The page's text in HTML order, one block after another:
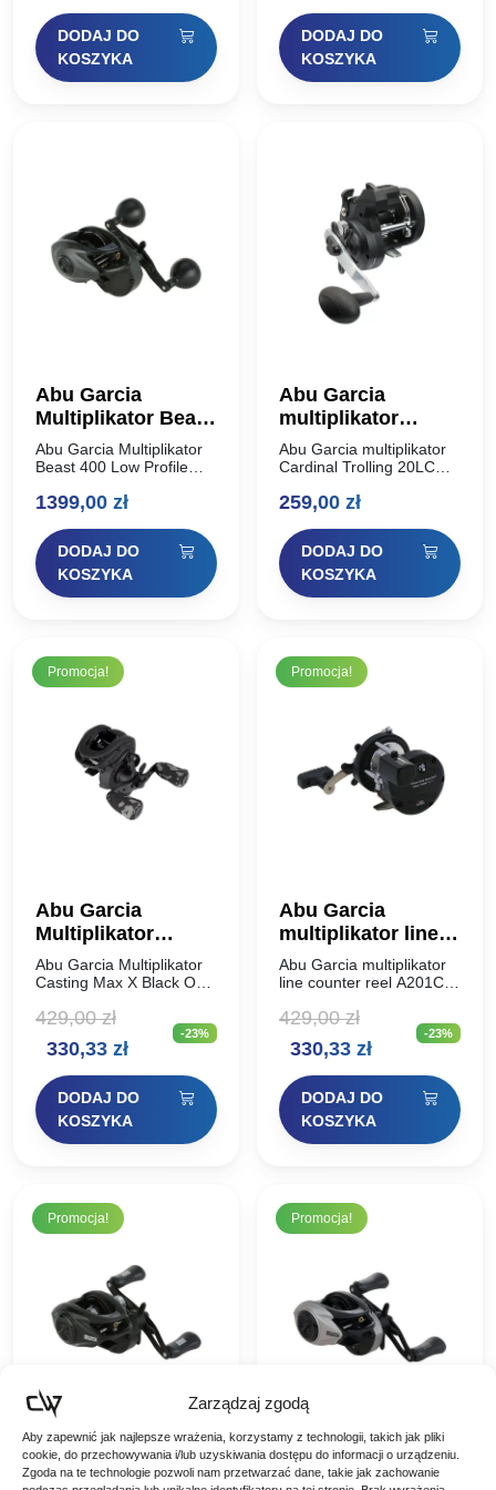
Zarządzaj zgodą
Aby zapewnić jak najlepsze wrażenia, korzystamy z technologii, takich jak pliki
cookie, do przechowywania i/lub uzyskiwania dostępu do informacji o urządzeniu.
Zgoda na te technologie pozwoli nam przetwarzać dane, takie jak zachowanie
linki, konwencjonalny
kołowrotek Altum™
Syncro…
cena
wynosiła:
749,00 zł.
cena
wynosi:
576,73 zł.
DODAJ DO
KOSZYKA
Mocny, wytrzymały i
zapewniający dużą siłę
do…
cena
wynosiła:
1049,00 zł.
cena
wynosi:
807,73 zł.
DODAJ DO
KOSZYKA
Abu Garcia
Multiplikator Beast
400 Low Profile
Reel
Abu Garcia Multiplikator
Beast 400 Low Profile
myślą o mocy zwijania,
trwałości, seria Beast 400
została całkowicie
przeprojektowana, aby…
1399,00 zł
DODAJ DO
KOSZYKA
Abu Garcia
multiplikator
Cardinal Trolling
20LC
Abu Garcia multiplikator
Cardinal Trolling 20LC
Abu Garcia Cardinal
solidności i
wytrzymałości,
sprawdzającej się w
każdych warunkach.
259,00 zł
DODAJ DO
KOSZYKA
Promocja!
Abu Garcia
Multiplikator
Casting Max X
Black Ops LH
Abu Garcia Multiplikator
Casting Max X Black Ops
MAX™ zostały
zaprojektowane z myślą o
osiąganiu doskonałych
słynie na całym…
429,00zł
Pierwotna
cena
wynosiła:
429,00 zł.
330,33 złAktualna
cena
wynosi:
330,33 zł.
-23%
DODAJ DO
KOSZYKA
Promocja!
Abu Garcia
multiplikator line
counter reel A201C
Abu Garcia multiplikator
line counter reel A201C
wędkarstwie morskim.
Wykonany z wysokiej
jakości mechanizm bez
bardzo dużymi
gatunkami…
429,00zł
Pierwotna
cena
wynosiła:
429,00 zł.
330,33 złAktualna
cena
wynosi:
330,33 zł.
-23%
DODAJ DO
KOSZYKA
Promocja!
Abu Garcia
Multiplikator Max 5
Promocja!
Abu Garcia
Multiplikator Max 5